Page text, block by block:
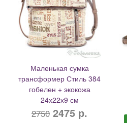
Маленькая сумка
трансформер Стиль 384
гобелен + экокожа
24х22х9 см
2750 2475 р.